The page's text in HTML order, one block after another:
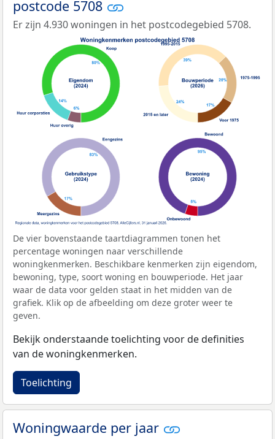
postcode 5708
Er zijn 4.930 woningen in het postcodegebied 5708.
De vier bovenstaande taartdiagrammen tonen het
percentage woningen naar verschillende
woningkenmerken. Beschikbare kenmerken zijn eigendom,
bewoning, type, soort woning en bouwperiode. Het jaar
waar de data voor gelden staat in het midden van de
grafiek. Klik op de afbeelding om deze groter weer te
geven.
Bekijk onderstaande toelichting voor de definities
van de woningkenmerken.
Toelichting
Woningwaarde per jaar